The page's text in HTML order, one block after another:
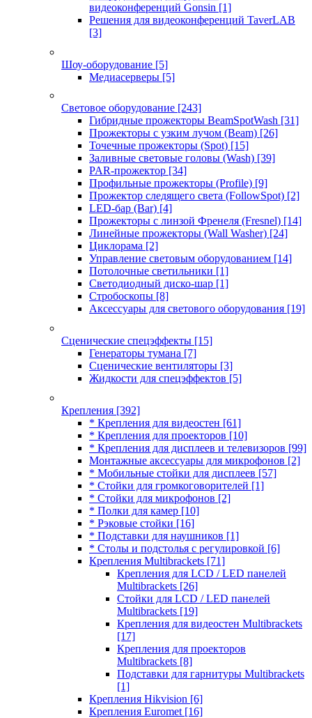
видеоконференций Gonsin [1]
Решения для видеоконференций TaverLAB
[3]
Шоу-оборудование [5]
Медиасерверы [5]
Световое оборудование [243]
Гибридные прожекторы BeamSpotWash [31]
Прожекторы с узким лучом (Beam) [26]
Точечные прожекторы (Spot) [15]
Заливные световые головы (Wash) [39]
PAR-прожектор [34]
Профильные прожекторы (Profile) [9]
Прожектор следящего света (FollowSpot) [2]
LED-бар (Bar) [4]
Прожекторы с линзой Френеля (Fresnel) [14]
Линейные прожекторы (Wall Washer) [24]
Циклорама [2]
Управление световым оборудованием [14]
Потолочные светильники [1]
Светодиодный диско-шар [1]
Стробоскопы [8]
Аксессуары для светового оборудования [19]
Сценические спецэффекты [15]
Генераторы тумана [7]
Сценические вентиляторы [3]
Жидкости для спецэффектов [5]
Крепления [392]
* Крепления для видеостен [61]
* Крепления для проекторов [10]
* Крепления для дисплеев и телевизоров [99]
Монтажные аксессуары для микрофонов [2]
* Мобильные стойки для дисплеев [57]
* Стойки для громкоговорителей [1]
* Стойки для микрофонов [2]
* Полки для камер [10]
* Рэковые стойки [16]
* Подставки для наушников [1]
* Столы и подстолья с регулировкой [6]
Крепления Multibrackets [71]
Крепления для LCD / LED панелей
Multibrackets [26]
Стойки для LCD / LED панелей
Multibrackets [19]
Крепления для видеостен Multibrackets
[17]
Крепления для проекторов
Multibrackets [8]
Подставки для гарнитуры Multibrackets
[1]
Крепления Hikvision [6]
Крепления Euromet [16]